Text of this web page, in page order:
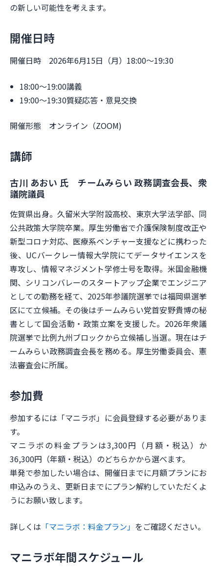
の新しい可能性を考えます。
開催日時
開催日時 2026年6月15日（月）18:00〜19:30
18:00〜19:00講義
19:00〜19:30質疑応答・意見交換
開催形態 オンライン（ZOOM)
講師
古川 あおい 氏 チームみらい 政務調査会長、衆
議院議員
佐賀県出身。久留米大学附設高校、東京大学法学部、同
公共政策大学院卒業。厚生労働省で介護保険制度改正や
新型コロナ対応、医療系ベンチャー支援などに携わった
後、UCバークレー情報大学院にてデータサイエンスを
専攻し、情報マネジメント学修士号を取得。米国金融機
関、シリコンバレーのスタートアップ企業でエンジニア
としての勤務を経て、2025年参議院選挙では福岡県選挙
区にて立候補。その後はチームみらい党首安野貴博の秘
書として国会活動・政策立案を支援した。2026年衆議
院選挙で比例九州ブロックから立候補し当選。現在はチ
ームみらい政務調査会長を務める。厚生労働委員会、憲
法審査会に所属。
参加費
参加するには「マニラボ」に会員登録する必要がありま
す。
マニラボの料金プランは3,300円（月額・税込）か
36,300円（年額・税込）のどちらかから選べます。
単発で参加したい場合は、開催日までに月額プランにお
申込みのうえ、更新日までにプラン解約していただくよ
うにお願い致します。
詳しくは 「マニラボ：料金プラン」 をご確認ください。
マニラボ年間スケジュール